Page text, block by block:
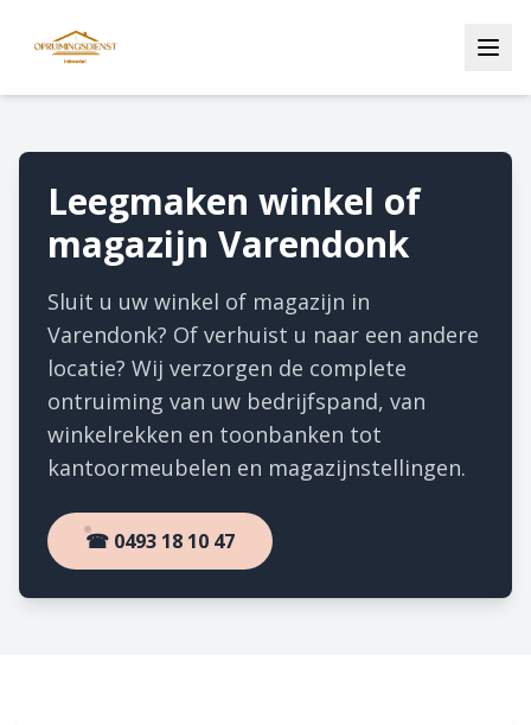
Leegmaken winkel of
magazijn Varendonk
Sluit u uw winkel of magazijn in
Varendonk? Of verhuist u naar een andere
locatie? Wij verzorgen de complete
ontruiming van uw bedrijfspand, van
winkelrekken en toonbanken tot
kantoormeubelen en magazijnstellingen.
☎ 0493 18 10 47